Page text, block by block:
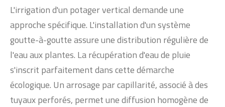
L'irrigation d'un potager vertical demande une
approche spécifique. L'installation d'un système
goutte-à-goutte assure une distribution régulière de
l'eau aux plantes. La récupération d'eau de pluie
s'inscrit parfaitement dans cette démarche
écologique. Un arrosage par capillarité, associé à des
tuyaux perforés, permet une diffusion homogène de